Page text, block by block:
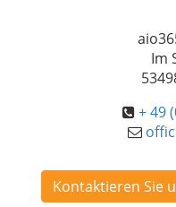
Im
+ 49
Kontaktieren Sie